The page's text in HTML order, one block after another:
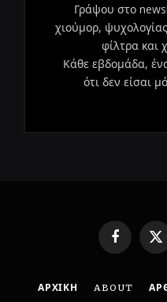
Γράψου στο
χιούμορ,
φίλτρα και
Κάθε εβδομάδα,
ότι δεν είσαι
Facebook
X
ΑΡΧΙΚΗ ABOUT